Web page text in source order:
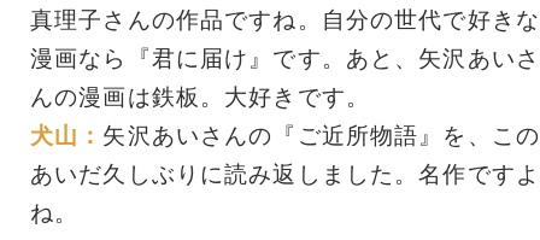
真理子さんの作品ですね。自分の世代で好きな
漫画なら『君に届け』です。あと、矢沢あいさ
んの漫画は鉄板。大好きです。
犬山： 矢沢あいさんの『ご近所物語』を、この
あいだ久しぶりに読み返しました。名作ですよ
ね。